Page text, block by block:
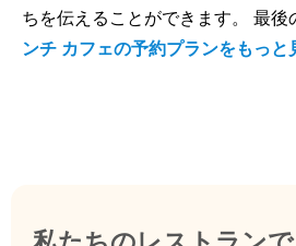
ちを伝えることができます。 最後
ンチ カフェの予約プランをもっと